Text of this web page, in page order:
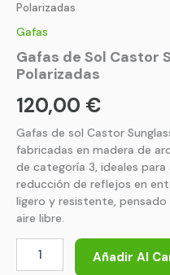
Polarizadas
Gafas
Gafas de Sol Castor
Polarizadas
120,00 €
Gafas de sol Castor
fabricadas en madera de
de categoría 3, ideales
reducción de reflejos en
ligero y resistente,
aire libre.
Añadir Al